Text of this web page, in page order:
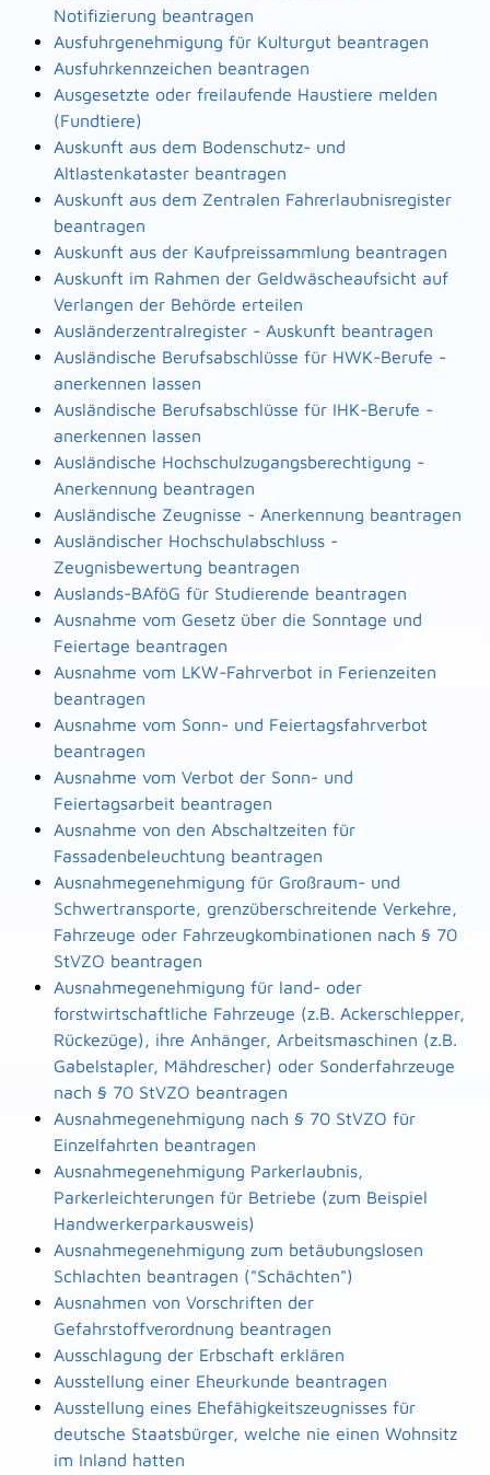
Notifizierung beantragen
Ausfuhrgenehmigung für Kulturgut beantragen
Ausfuhrkennzeichen beantragen
Ausgesetzte oder freilaufende Haustiere melden
(Fundtiere)
Auskunft aus dem Bodenschutz- und
Altlastenkataster beantragen
Auskunft aus dem Zentralen Fahrerlaubnisregister
beantragen
Auskunft aus der Kaufpreissammlung beantragen
Auskunft im Rahmen der Geldwäscheaufsicht auf
Verlangen der Behörde erteilen
Ausländerzentralregister - Auskunft beantragen
Ausländische Berufsabschlüsse für HWK-Berufe -
anerkennen lassen
Ausländische Berufsabschlüsse für IHK-Berufe -
anerkennen lassen
Ausländische Hochschulzugangsberechtigung -
Anerkennung beantragen
Ausländische Zeugnisse - Anerkennung beantragen
Ausländischer Hochschulabschluss -
Zeugnisbewertung beantragen
Auslands-BAföG für Studierende beantragen
Ausnahme vom Gesetz über die Sonntage und
Feiertage beantragen
Ausnahme vom LKW-Fahrverbot in Ferienzeiten
beantragen
Ausnahme vom Sonn- und Feiertagsfahrverbot
beantragen
Ausnahme vom Verbot der Sonn- und
Feiertagsarbeit beantragen
Ausnahme von den Abschaltzeiten für
Fassadenbeleuchtung beantragen
Ausnahmegenehmigung für Großraum- und
Schwertransporte, grenzüberschreitende Verkehre,
Fahrzeuge oder Fahrzeugkombinationen nach § 70
StVZO beantragen
Ausnahmegenehmigung für land- oder
forstwirtschaftliche Fahrzeuge (z.B. Ackerschlepper,
Rückezüge), ihre Anhänger, Arbeitsmaschinen (z.B.
Gabelstapler, Mähdrescher) oder Sonderfahrzeuge
nach § 70 StVZO beantragen
Ausnahmegenehmigung nach § 70 StVZO für
Einzelfahrten beantragen
Ausnahmegenehmigung Parkerlaubnis,
Parkerleichterungen für Betriebe (zum Beispiel
Handwerkerparkausweis)
Ausnahmegenehmigung zum betäubungslosen
Schlachten beantragen ("Schächten")
Ausnahmen von Vorschriften der
Gefahrstoffverordnung beantragen
Ausschlagung der Erbschaft erklären
Ausstellung einer Eheurkunde beantragen
Ausstellung eines Ehefähigkeitszeugnisses für
deutsche Staatsbürger, welche nie einen Wohnsitz
im Inland hatten